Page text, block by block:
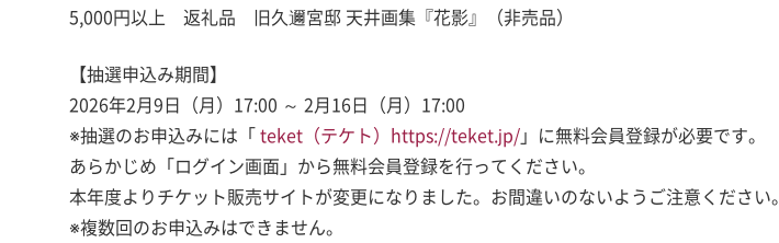
5,000円以上 返礼品 旧久邇宮邸 天井画集『花影』（非売品）
【抽選申込み期間】
2026年2月9日（月）17:00 ～ 2月16日（月）17:00
※抽選のお申込みには「teket（テケト）https://teket.jp/」に無料会員登録が必要です。
あらかじめ「ログイン画面」から無料会員登録を行ってください。
本年度よりチケット販売サイトが変更になりました。お間違いのないようご注意ください。
※複数回のお申込みはできません。